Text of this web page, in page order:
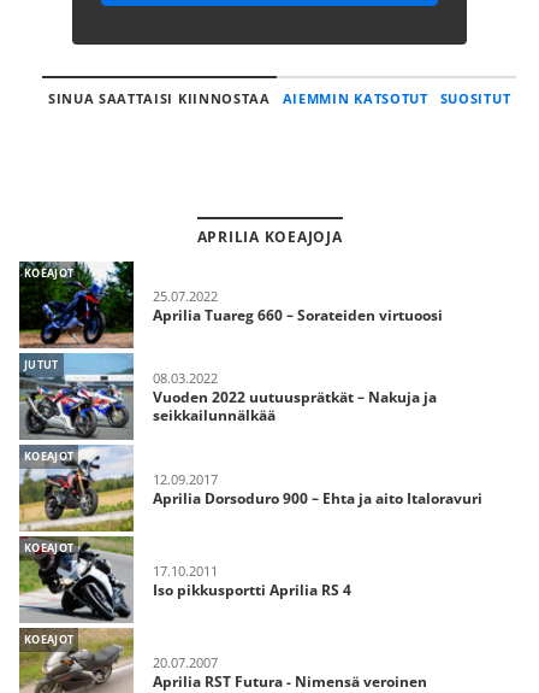
SINUA SAATTAISI KIINNOSTAA AIEMMIN KATSOTUT SUOSITUT
APRILIA KOEAJOJA
KOEAJOT
25.07.2022
Aprilia Tuareg 660 – Sorateiden virtuoosi
JUTUT
08.03.2022
Vuoden 2022 uutuusprätkät – Nakuja ja
seikkailunnälkää
KOEAJOT
12.09.2017
Aprilia Dorsoduro 900 – Ehta ja aito Italoravuri
KOEAJOT
17.10.2011
Iso pikkusportti Aprilia RS 4
KOEAJOT
20.07.2007
Aprilia RST Futura - Nimensä veroinen